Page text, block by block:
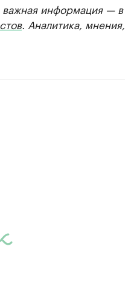
информация — в
. Аналитика, мнения,